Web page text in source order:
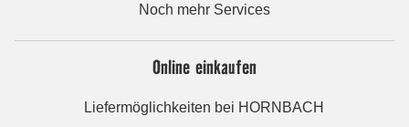
Noch mehr Services
Online einkaufen
Liefermöglichkeiten bei HORNBACH